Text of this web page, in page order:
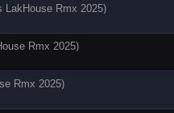
LakHouse Rmx 2025)
Rmx 2025)
Rmx 2025)